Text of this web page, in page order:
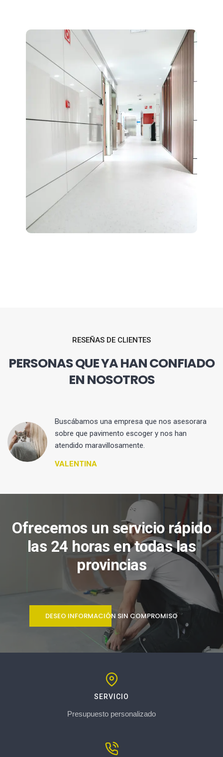
RESEÑAS DE CLIENTES
PERSONAS QUE YA HAN CONFIADO
EN NOSOTROS
Buscábamos una empresa que nos asesorara
sobre que pavimento escoger y nos han
atendido maravillosamente.
VALENTINA
Ofrecemos un servicio rápido
las 24 horas en todas las
provincias
DESEO INFORMACIÓN SIN COMPROMISO
SERVICIO
Presupuesto personalizado